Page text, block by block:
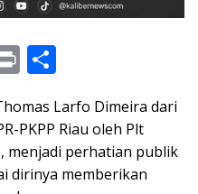
Pr
t ar
e
Larfo Dimeira dari
PKPP Riau oleh Plt
menjadi perhatian publik
dirinya memberikan